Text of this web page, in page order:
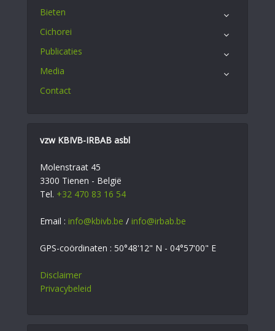
Bieten
Cichorei
Publicaties
Media
Contact
vzw KBIVB-IRBAB asbl
Molenstraat 45
3300 Tienen - België
Tel. +32 470 83 16 54
Email : info@kbivb.be / info@irbab.be
GPS-coördinaten : 50°48'12" N - 04°57'00" E
Disclaimer
Privacybeleid